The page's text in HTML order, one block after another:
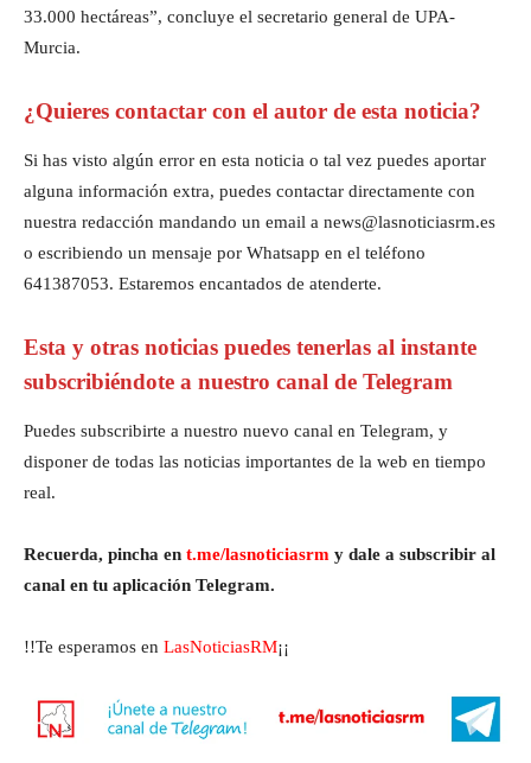
33.000 hectáreas”, concluye el secretario general de UPA-
Murcia.
¿Quieres contactar con el autor de esta noticia?
Si has visto algún error en esta noticia o tal vez puedes aportar
alguna información extra, puedes contactar directamente con
nuestra redacción mandando un email a news@lasnoticiasrm.es
o escribiendo un mensaje por Whatsapp en el teléfono
641387053. Estaremos encantados de atenderte.
Esta y otras noticias puedes tenerlas al instante
subscribiéndote a nuestro canal de Telegram
Puedes subscribirte a nuestro nuevo canal en Telegram, y
disponer de todas las noticias importantes de la web en tiempo
real.
Recuerda, pincha en t.me/lasnoticiasrm y dale a subscribir al
canal en tu aplicación Telegram.
!!Te esperamos en LasNoticiasRM¡¡